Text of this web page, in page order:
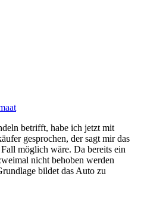
betrifft, habe ich jetzt mit
gesprochen, der sagt mir das
möglich wäre. Da bereits ein
nicht behoben werden
bildet das Auto zu